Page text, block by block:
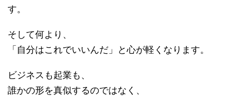
す。
そして何より、
「自分はこれでいいんだ」と心が軽くなります。
ビジネスも起業も、
誰かの形を真似するのではなく、